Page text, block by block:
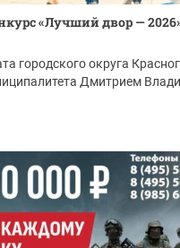
«Лучший двор —
городского округа
Дмитрием